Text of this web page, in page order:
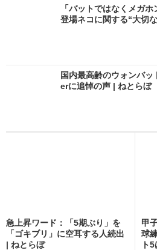
「バットではなくメガ
登場ネコに関する“大切
国内最高齢のウォンバ
erに追悼の声 | ねとらぼ
急上昇ワード：「5期ぶり」を
「ゴキブリ」に空耳する人続出
| ねとらぼ
甲
球
ト